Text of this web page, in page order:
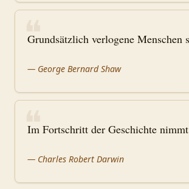
❝
Grundsätzlich verlogene
— George Bernard Shaw
❝
Im Fortschritt der Geschichte
— Charles Robert Darwin